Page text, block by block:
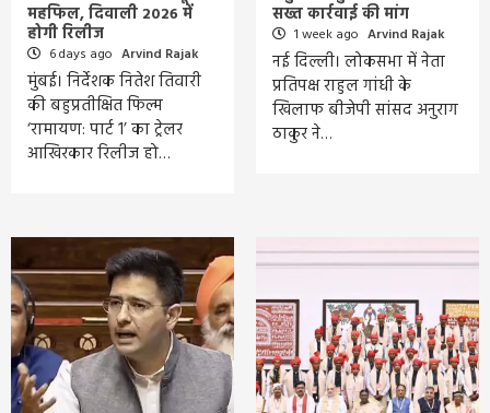
महफिल, दिवाली 2026 में
होगी रिलीज
6 days ago Arvind Rajak
मुंबई। निर्देशक नितेश तिवारी
की बहुप्रतीक्षित फिल्म
‘रामायण: पार्ट 1’ का ट्रेलर
आखिरकार रिलीज हो…
सख्त कार्रवाई की मांग
1 week ago Arvind Rajak
नई दिल्ली। लोकसभा में नेता
प्रतिपक्ष राहुल गांधी के
खिलाफ बीजेपी सांसद अनुराग
ठाकुर ने…